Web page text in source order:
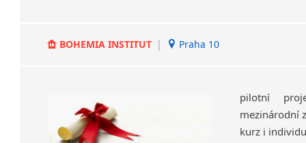
BOHEMIA INSTITUT | Praha 10
pilotní
mezinárodní
kurz i